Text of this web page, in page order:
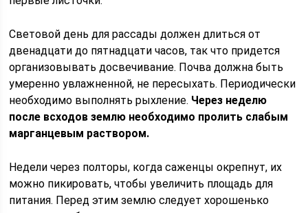
Световой день для рассады должен длиться от
двенадцати до пятнадцати часов, так что придется
организовывать досвечивание. Почва должна быть
умеренно увлажненной, не пересыхать. Периодически
необходимо выполнять рыхление. Через неделю
после всходов землю необходимо пролить слабым
марганцевым раствором.
Недели через полторы, когда саженцы окрепнут, их
можно пикировать, чтобы увеличить площадь для
питания. Перед этим землю следует хорошенько